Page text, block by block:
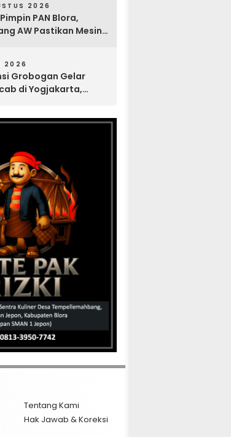
2026
PAN Blora,
AW Pastikan Mesin
2026
Grobogan Gelar
di Yogjakarta,
Tentang Kami
Hak Jawab & Koreksi